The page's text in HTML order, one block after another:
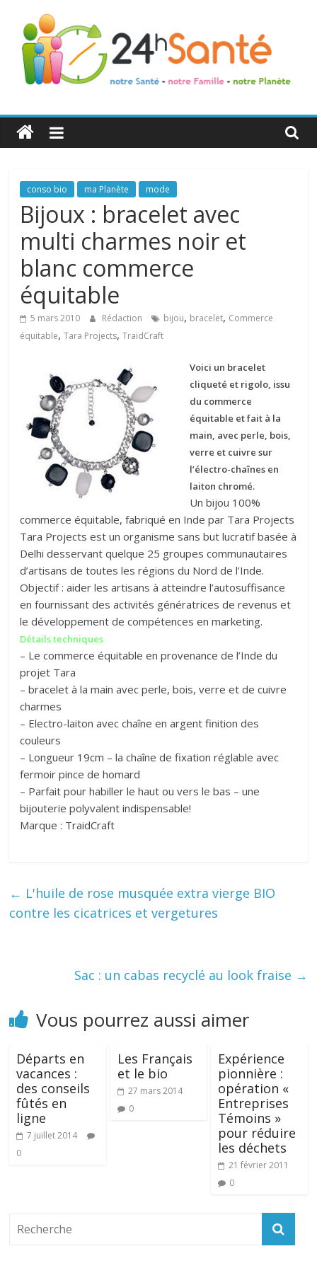
24h
Santé
La
santé
toute
famille
conso bio ma Planète mode
Bijoux : bracelet avec
multi charmes noir et
blanc commerce
équitable
5 mars 2010 Rédaction bijou, bracelet, Commerce
équitable,Tara Projects,TraidCraft
Voici un bracelet
cliqueté et rigolo, issu
du commerce
équitable et fait à la
main, avec perle, bois,
verre et cuivre sur
l’électro-chaînes en
laiton chromé.
Un bijou 100%
commerce équitable, fabriqué en Inde par Tara Projects
Tara Projects est un organisme sans but lucratif basée à
Delhi desservant quelque 25 groupes communautaires
d’artisans de toutes les régions du Nord de l’Inde.
Objectif : aider les artisans à atteindre l’autosuffisance
en fournissant des activités génératrices de revenus et
le développement de compétences en marketing.
Détails techniques
– Le commerce équitable en provenance de l’Inde du
projet Tara
– bracelet à la main avec perle, bois, verre et de cuivre
charmes
– Electro-laiton avec chaîne en argent finition des
couleurs
– Longueur 19cm – la chaîne de fixation réglable avec
fermoir pince de homard
– Parfait pour habiller le haut ou vers le bas – une
bijouterie polyvalent indispensable!
Marque : TraidCraft
← L'huile de rose musquée extra vierge BIO
contre les cicatrices et vergetures
Sac : un cabas recyclé au look fraise →
Vous pourrez aussi aimer
Départs en
vacances :
des conseils
fûtés en
ligne
7 juillet 2014
0
Les Français
et le bio
27 mars 2014
0
Expérience
pionnière :
opération «
Entreprises
Témoins »
pour réduire
les déchets
21 février 2011
0